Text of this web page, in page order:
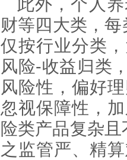
此外，个人
财等四大类，
仅按行业分类
风险-收益归类
风险性，偏好
忽视保障性，
险类产品复杂
之监管严、精